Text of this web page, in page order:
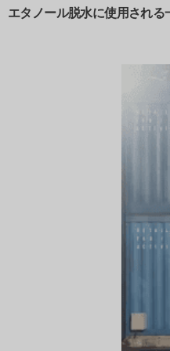
エタノール脱水に使用され